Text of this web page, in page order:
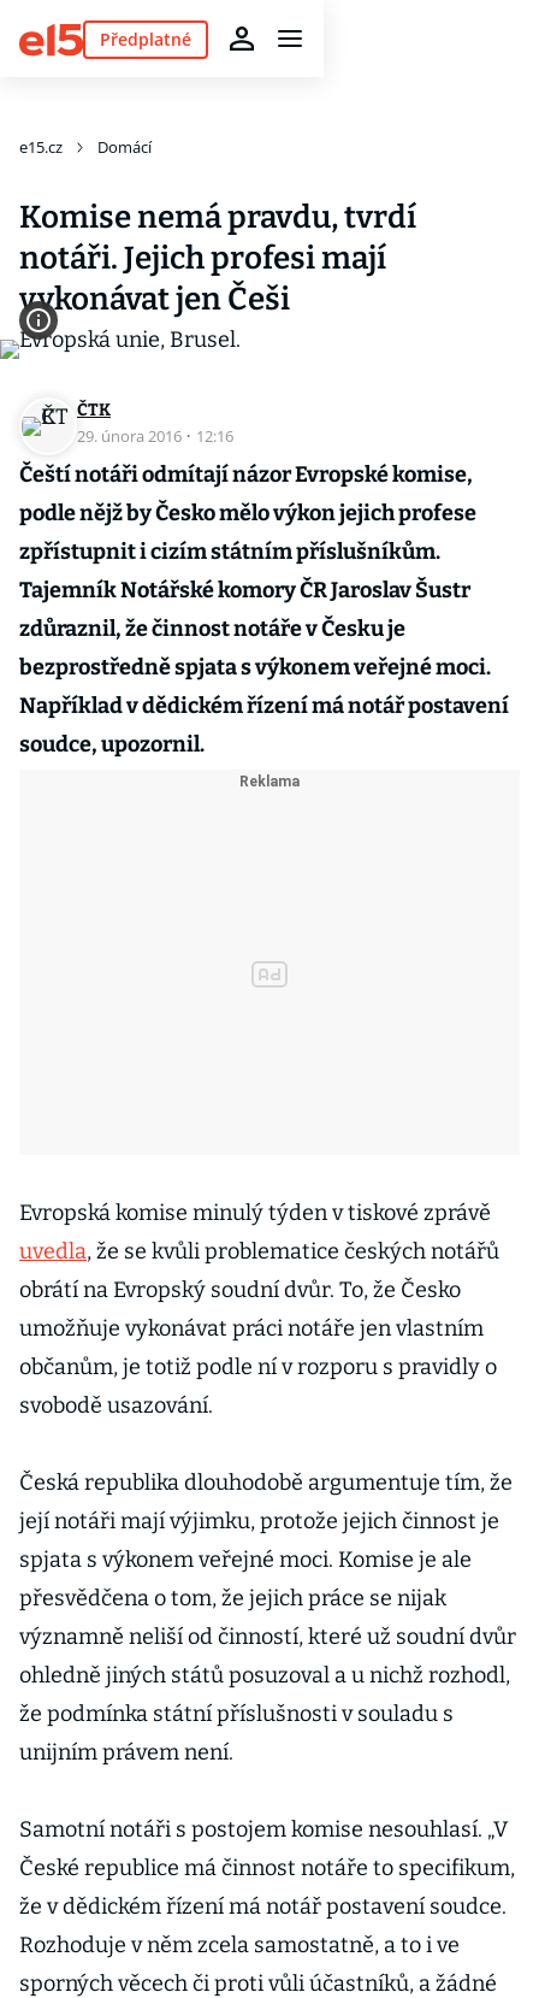
Předplatné
e15.cz Domácí
Komise nemá pravdu, tvrdí
notáři. Jejich profesi mají
vykonávat jen Češi
ČTK
29. února 2016 · 12:16
Čeští notáři odmítají názor Evropské komise,
podle nějž by Česko mělo výkon jejich profese
zpřístupnit i cizím státním příslušníkům.
Tajemník Notářské komory ČR Jaroslav Šustr
zdůraznil, že činnost notáře v Česku je
bezprostředně spjata s výkonem veřejné moci.
Například v dědickém řízení má notář postavení
soudce, upozornil.
Evropská komise minulý týden v tiskové zprávě
uvedla, že se kvůli problematice českých notářů
obrátí na Evropský soudní dvůr. To, že Česko
umožňuje vykonávat práci notáře jen vlastním
občanům, je totiž podle ní v rozporu s pravidly o
svobodě usazování.
Česká republika dlouhodobě argumentuje tím, že
její notáři mají výjimku, protože jejich činnost je
spjata s výkonem veřejné moci. Komise je ale
přesvědčena o tom, že jejich práce se nijak
významně neliší od činností, které už soudní dvůr
ohledně jiných států posuzoval a u nichž rozhodl,
že podmínka státní příslušnosti v souladu s
unijním právem není.
Samotní notáři s postojem komise nesouhlasí. „V
České republice má činnost notáře to specifikum,
že v dědickém řízení má notář postavení soudce.
Rozhoduje v něm zcela samostatně, a to i ve
sporných věcech či proti vůli účastníků, a žádné